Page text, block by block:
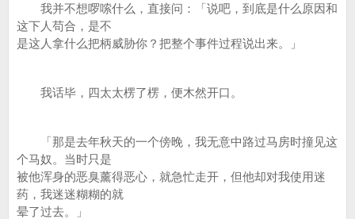
我并不想啰嗦什么，直接问：「说吧，到底是什么原因和
这下人苟合，是不
是这人拿什么把柄威胁你？把整个事件过程说出来。」
我话毕，四太太楞了楞，便木然开口。
「那是去年秋天的一个傍晚，我无意中路过马房时撞见这
个马奴。当时只是
被他浑身的恶臭薰得恶心，就急忙走开，但他却对我使用迷
药，我迷迷糊糊的就
晕了过去。」